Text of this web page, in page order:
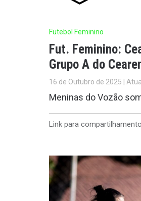
Futebol Feminino
Fut. Feminino:
Grupo A do
16 de Outubro de 2025 |
Meninas do Vozão
Link para